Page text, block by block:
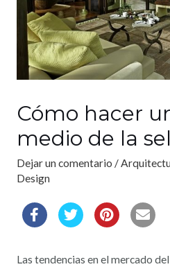
Cómo hacer
medio de la
Dejar un comentario /
Design
Las tendencias en el mercado